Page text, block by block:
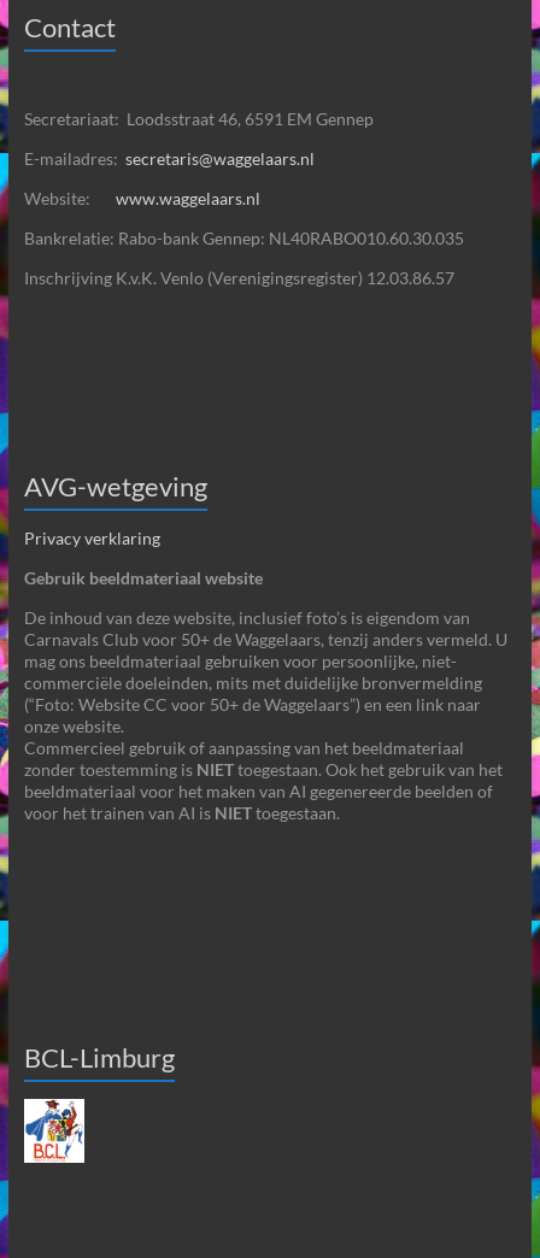
Contact
Secretariaat: Loodsstraat 46, 6591 EM Gennep
E-mailadres: secretaris@waggelaars.nl
Website: www.waggelaars.nl
Bankrelatie: Rabo-bank Gennep: NL40RABO010.60.30.035
Inschrijving K.v.K. Venlo (Verenigingsregister) 12.03.86.57
AVG-wetgeving
Privacy verklaring
Gebruik beeldmateriaal website
De inhoud van deze website, inclusief foto’s is eigendom van
Carnavals Club voor 50+ de Waggelaars, tenzij anders vermeld. U
mag ons beeldmateriaal gebruiken voor persoonlijke, niet-
commerciële doeleinden, mits met duidelijke bronvermelding
(“Foto: Website CC voor 50+ de Waggelaars”) en een link naar
onze website.
Commercieel gebruik of aanpassing van het beeldmateriaal
zonder toestemming is NIETtoegestaan. Ook het gebruik van het
beeldmateriaal voor het maken van AI gegenereerde beelden of
voor het trainen van AI is NIETtoegestaan.
BCL-Limburg